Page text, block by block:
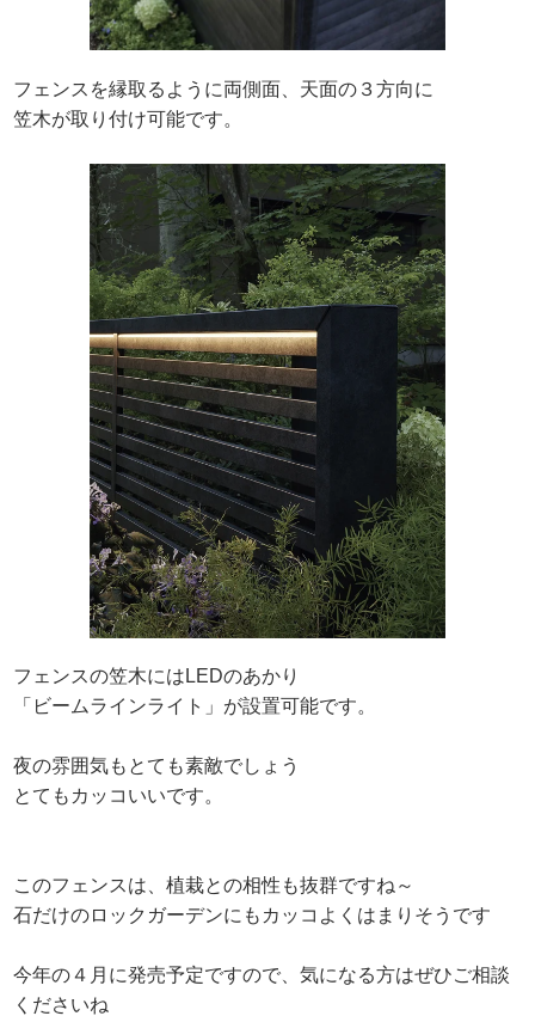
フェンスを縁取るように両側面、天面の３方向に
笠木が取り付け可能です。
フェンスの笠木にはLEDのあかり
「ビームラインライト」が設置可能です。
夜の雰囲気もとても素敵でしょう
とてもカッコいいです。
このフェンスは、植栽との相性も抜群ですね～
石だけのロックガーデンにもカッコよくはまりそうです
今年の４月に発売予定ですので、気になる方はぜひご相談
くださいね